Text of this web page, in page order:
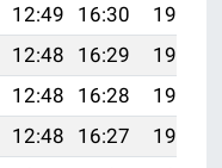
12:49 16:30
19:27
12:48 16:29
19:26
12:48 16:28
19:24
12:48 16:27
19:23